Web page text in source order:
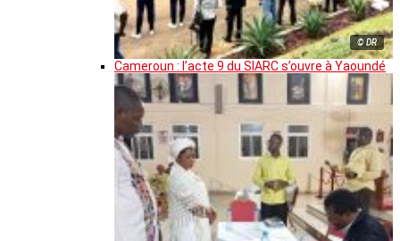
© DR
Cameroun : l’acte 9 du SIARC s’ouvre à Yaoundé